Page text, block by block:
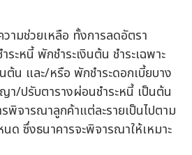
ามช่วยเหลือ ทั้งการลดอัตรา
ะหนี้ พักชำระเงินต้น ชำระเฉพาะ
ต้น และ/หรือ พักชำระดอกเบี้ยบาง
า/ปรับตารางผ่อนชำระหนี้ เป็นต้น
พิจารณาลูกค้าแต่ละรายเป็นไปตาม
ด ซึ่งธนาคารจะพิจารณาให้เหมาะ